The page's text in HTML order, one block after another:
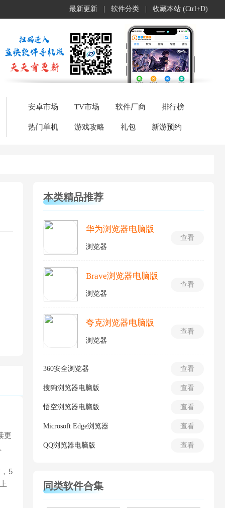
最新更新 软件分类 收藏本站 (Ctrl+D)
安卓市场 TV市场 软件厂商 排行榜
热门单机 游戏攻略 礼包 新游预约
更
5
本类精品推荐
查看
华为浏览器电脑版
浏览器
查看
Brave浏览器电脑版
浏览器
查看
夸克浏览器电脑版
浏览器
查看
360安全浏览器
查看
搜狗浏览器电脑版
查看
悟空浏览器电脑版
查看
Microsoft Edge浏览器
查看
QQ浏览器电脑版
同类软件合集